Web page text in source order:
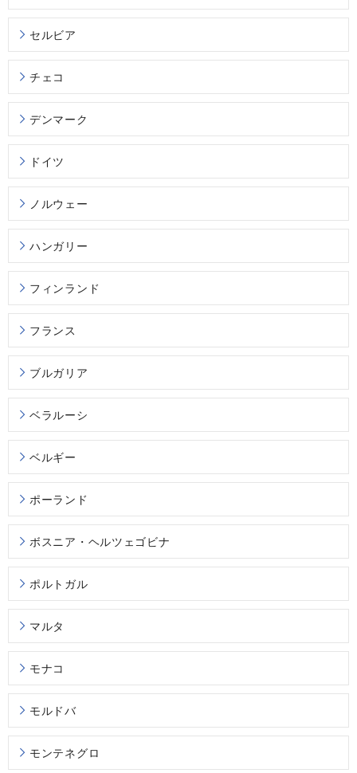
セルビア
チェコ
デンマーク
ドイツ
ノルウェー
ハンガリー
フィンランド
フランス
ブルガリア
ベラルーシ
ベルギー
ポーランド
ボスニア・ヘルツェゴビナ
ポルトガル
マルタ
モナコ
モルドバ
モンテネグロ